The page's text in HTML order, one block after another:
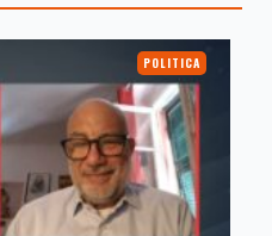
POLITICA